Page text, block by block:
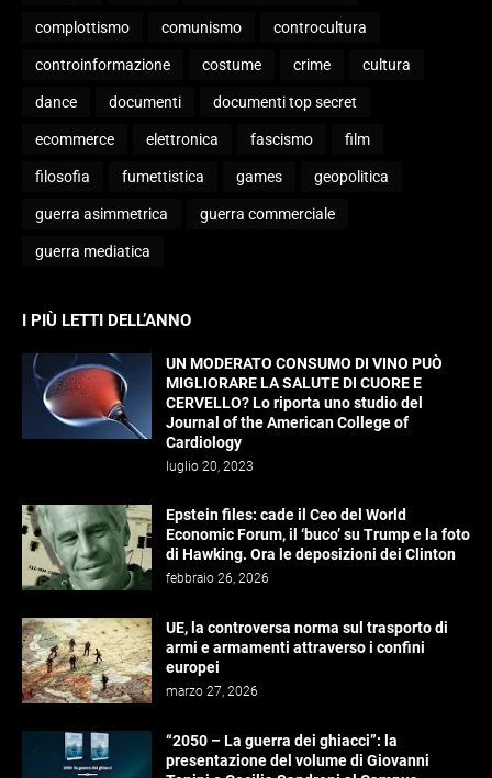
complottismo comunismo controcultura
controinformazione costume crime cultura
dance documenti documenti top secret
ecommerce elettronica fascismo film
filosofia fumettistica games geopolitica
guerra asimmetrica guerra commerciale
guerra mediatica
I PIÙ LETTI DELL’ANNO
UN MODERATO CONSUMO DI VINO PUÒ
MIGLIORARE LA SALUTE DI CUORE E
CERVELLO? Lo riporta uno studio del
Journal of the American College of
Cardiology
luglio 20, 2023
Epstein files: cade il Ceo del World
Economic Forum, il ‘buco’ su Trump e la foto
di Hawking. Ora le deposizioni dei Clinton
febbraio 26, 2026
UE, la controversa norma sul trasporto di
armi e armamenti attraverso i confini
europei
marzo 27, 2026
“2050 – La guerra dei ghiacci”: la
presentazione del volume di Giovanni